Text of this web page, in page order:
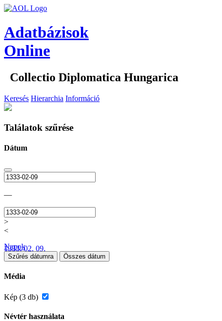
Adatbázisok
Online
Collectio Diplomatica Hungarica
Keresés Hierarchia Információ
Találatok szűrése
Dátum
—
>
<
1333. 02. 09.
Napok
Szűrés dátumra Összes dátum
Média
Kép (3 db)
Névtér használata